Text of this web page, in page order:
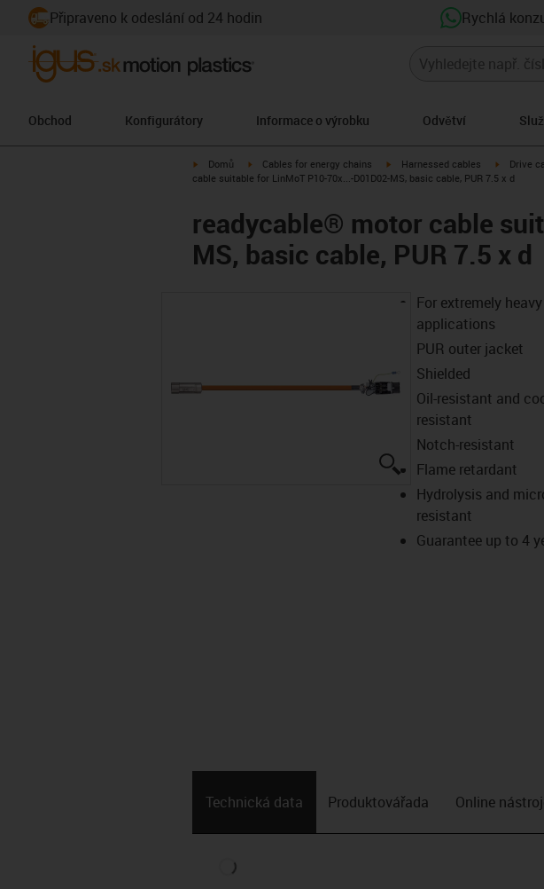
Připraveno k odeslání od 24 hodin Rychlá
Obchod Konfigurátory Informace o výrobku Odvětví
igus-icon-arrow-right
Domů igus-icon-arrow-right
Cables for energy chains igus-icon-arrow-right
Harnessed cables igus-
Drive
cable suitable for LinMoT P10-70x...-D01D02-MS, basic cable, PUR 7.5 x d
readycable® motor cable
MS, basic cable, PUR 7.5 x d
igus-icon-lupe
For extremely
applications
PUR outer jacket
Shielded
Oil-resistant and
resistant
Notch-resistant
Flame retardant
Hydrolysis and
resistant
Guarantee up to 4
Technická data Produktová­řada Online